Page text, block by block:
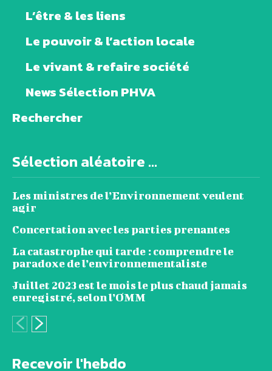
L’être & les liens
Le pouvoir & l’action locale
Le vivant & refaire société
News Sélection PHVA
Rechercher
Sélection aléatoire ...
Les ministres de l’Environnement veulent
agir
Concertation avec les parties prenantes
La catastrophe qui tarde : comprendre le
paradoxe de l’environnementaliste
Juillet 2023 est le mois le plus chaud jamais
enregistré, selon l’OMM
Recevoir l'hebdo